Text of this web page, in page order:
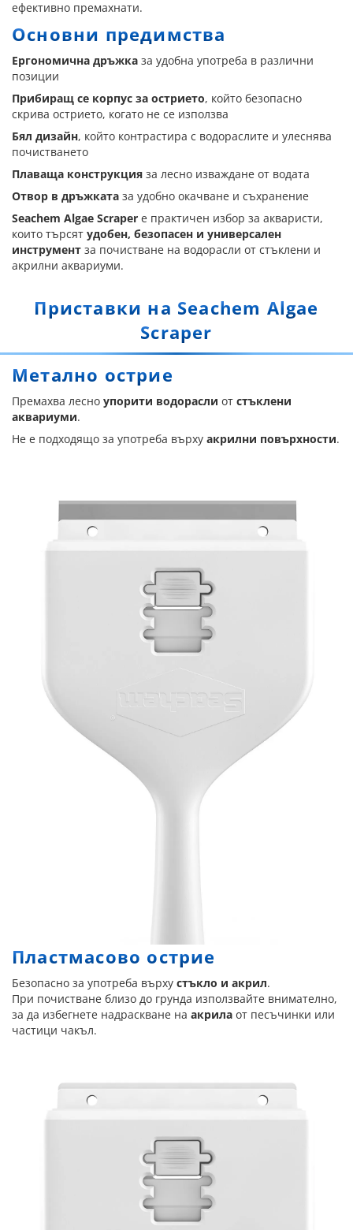
ефективно премахнати.
Основни предимства
Ергономична дръжка за удобна употреба в различни
позиции
Прибиращ се корпус за острието, който безопасно
скрива острието, когато не се използва
Бял дизайн, който контрастира с водораслите и улеснява
почистването
Плаваща конструкция за лесно изваждане от водата
Отвор в дръжката за удобно окачване и съхранение
Seachem Algae Scraper е практичен избор за акваристи,
които търсят удобен, безопасен и универсален
инструмент за почистване на водорасли от стъклени и
акрилни аквариуми.
Приставки на Seachem Algae
Scraper
Метално острие
Премахва лесно упорити водорасли от стъклени
аквариуми.
Не е подходящо за употреба върху акрилни повърхности.
Пластмасово острие
Безопасно за употреба върху стъкло и акрил.
При почистване близо до грунда използвайте внимателно,
за да избегнете надраскване на акрила от песъчинки или
частици чакъл.